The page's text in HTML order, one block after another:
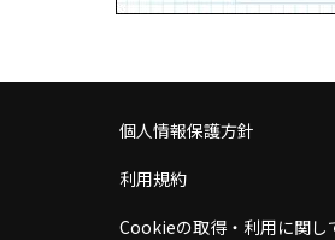
個人情報保護方針
利用規約
Cookieの取得・利用に関し